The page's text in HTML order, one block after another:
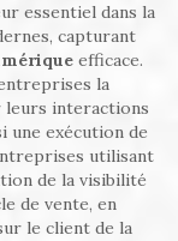
essentiel dans la
capturant
efficace.
la
leurs interactions
une exécution de
utilisant
de la visibilité
de vente, en
le client de la